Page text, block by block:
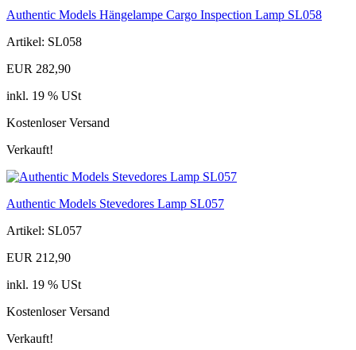
Authentic Models Hängelampe Cargo Inspection Lamp SL058
Artikel: SL058
EUR 282,90
inkl. 19 % USt
Kostenloser Versand
Verkauft!
Authentic Models Stevedores Lamp SL057
Artikel: SL057
EUR 212,90
inkl. 19 % USt
Kostenloser Versand
Verkauft!